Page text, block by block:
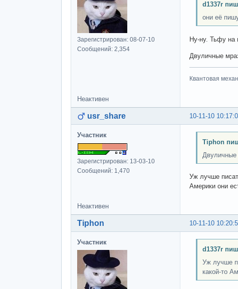
Зарегистрирован: 08-07-10
Сообщений: 2,354
d1337r
они её
Ну-ну. Тьфу на
Двуличные
Квантовая
Неактивен
10-11-10
usr_share
Участник
Зарегистрирован: 13-03-10
Сообщений: 1,470
Tiphon
Двуличные
Уж лучше
Америки они
Неактивен
10-11-10
Tiphon
Участник
d1337r
Уж лучше
какой-то